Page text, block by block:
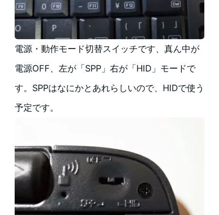
電源・動作モード切替スイッチです、真ん中が
電源OFF、左が「SPP」右が「HID」モードで
す。SPPはなにかとあれらしいので、HIDで使う
予定です。